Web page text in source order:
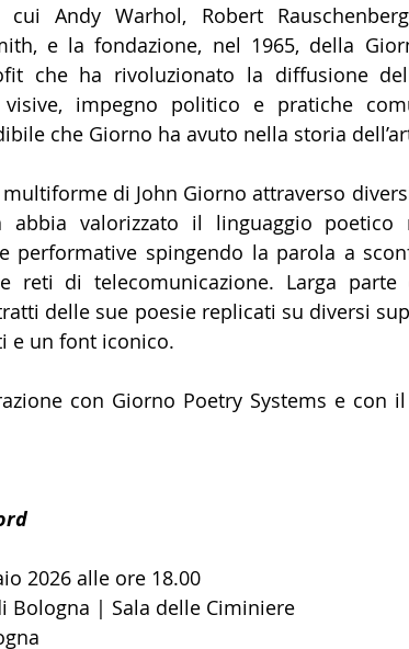
Andy Warhol, Robert
e la fondazione, nel 1965, della
che ha rivoluzionato la diffusione
impegno politico e pratiche
che Giorno ha avuto nella storia
di John Giorno attraverso
abbia valorizzato il linguaggio poetico
performative spingendo la parola a
di telecomunicazione. Larga parte
delle sue poesie replicati su diversi
e un font iconico.
con Giorno Poetry Systems e con
2026 alle ore 18.00
Bologna | Sala delle Ciminiere